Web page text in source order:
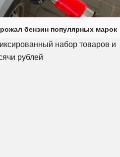
бензин популярных марок